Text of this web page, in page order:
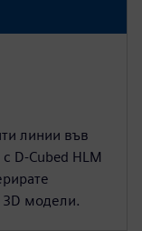
линии във
D-Cubed HLM
3D модели.